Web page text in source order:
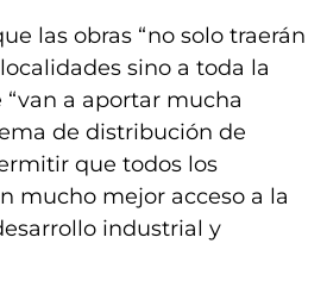
las obras “no solo traerán
sino a toda la
“van a aportar mucha
de distribución de
que todos los
mucho mejor acceso a la
industrial y